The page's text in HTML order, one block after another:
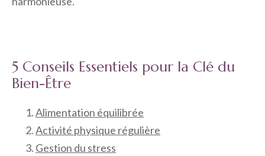
5 Conseils Essentiels pour la Clé du
Bien-Être
Alimentation équilibrée
Activité physique régulière
Gestion du stress